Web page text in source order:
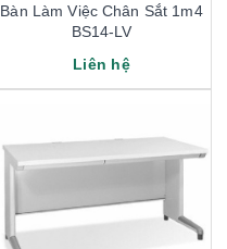
Bàn Làm Việc Chân Sắt 1m4
BS14-LV
Liên hệ